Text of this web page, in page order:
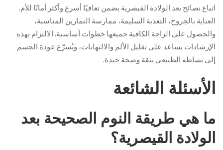
اتباع نصائح بعد الولادة القيصرية يضمن تعافيًا أسرع وأكثر أمانًا للأم.
العناية بالجروح، التغذية السليمة، ممارسة التمارين المناسبة،
والحصول على الراحة الكافية جميعها خطوات أساسية. الالتزام بهذه
الإرشادات يساعد على تقليل الألم والالتهابات، ويُسرّع عودة الجسم
إلى نشاطه الطبيعي بثقة وصحة جيدة.
الأسئلة الشائعة
ما هي طريقة النوم الصحيحة بعد
الولادة القيصرية؟